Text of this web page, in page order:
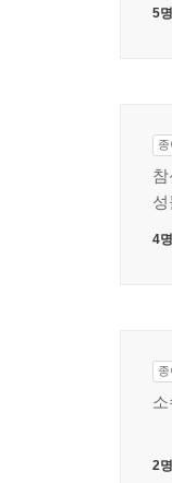
5명
종
4명
종
2명